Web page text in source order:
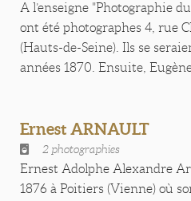
A l’enseigne "Photographie
ont été photographes 4, rue
(Hauts-de-Seine). Ils se
années 1870. Ensuite,
Ernest ARNAULT
2 photographies
Ernest Adolphe Alexandre
1876 à Poitiers (Vienne) où